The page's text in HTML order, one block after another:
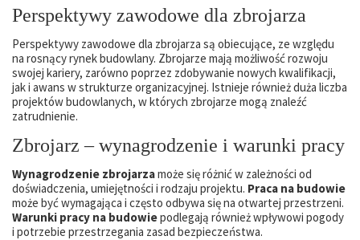
Perspektywy zawodowe dla zbrojarza
Perspektywy zawodowe dla zbrojarza są obiecujące, ze względu
na rosnący rynek budowlany. Zbrojarze mają możliwość rozwoju
swojej kariery, zarówno poprzez zdobywanie nowych kwalifikacji,
jak i awans w strukturze organizacyjnej. Istnieje również duża liczba
projektów budowlanych, w których zbrojarze mogą znaleźć
zatrudnienie.
Zbrojarz – wynagrodzenie i warunki pracy
Wynagrodzenie zbrojarzamoże się różnić w zależności od
doświadczenia, umiejętności i rodzaju projektu. Praca na budowie
może być wymagająca i często odbywa się na otwartej przestrzeni.
Warunki pracy na budowiepodlegają również wpływowi pogody
i potrzebie przestrzegania zasad bezpieczeństwa.